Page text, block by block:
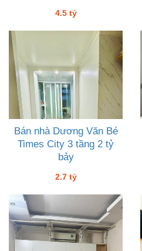
4.5 tỷ
Bán nhà Dương Văn Bé
Times City 3 tầng 2 tỷ
bảy
2.7 tỷ